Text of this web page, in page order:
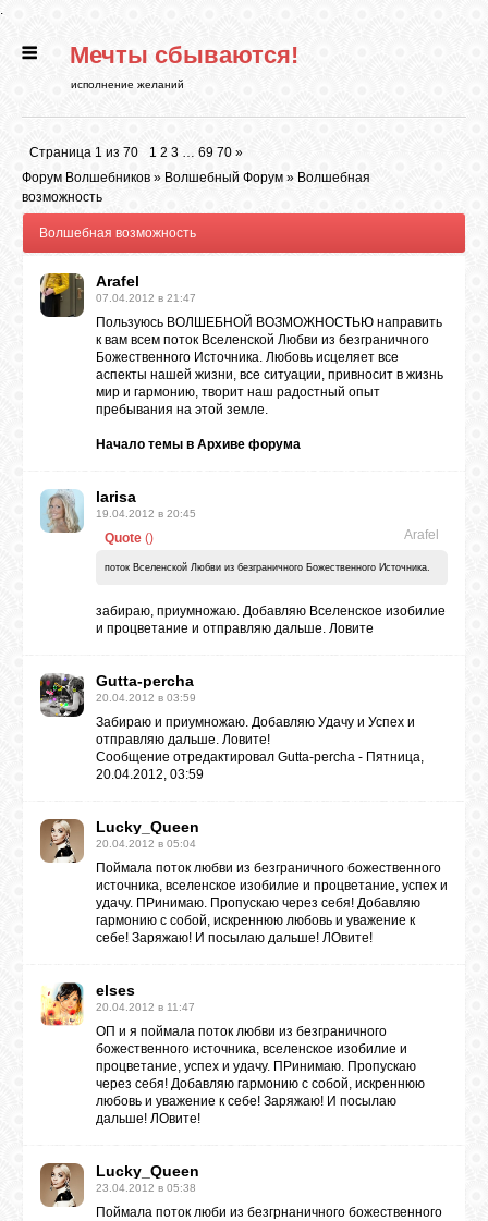
.
ГЛАВНАЯ
РИТУАЛЫ
ФОРУМ
СОННИК
GOOGLE+
Мечты сбываются!
исполнение желаний
Страница 1 из 70 1 2 3 … 69 70 »
Форум Волшебников » Волшебный Форум » Волшебная
возможность
Волшебная возможность
Arafel
07.04.2012 в 21:47
Пользуюсь ВОЛШЕБНОЙ ВОЗМОЖНОСТЬЮ направить
к вам всем поток Вселенской Любви из безграничного
Божественного Источника. Любовь исцеляет все
аспекты нашей жизни, все ситуации, привносит в жизнь
мир и гармонию, творит наш радостный опыт
пребывания на этой земле.
Начало темы в Архиве форума
larisa
19.04.2012 в 20:45
Quote ( Arafel
)
поток Вселенской Любви из безграничного Божественного Источника.
забираю, приумножаю. Добавляю Вселенское изобилие
и процветание и отправляю дальше. Ловите
Gutta-percha
20.04.2012 в 03:59
Забираю и приумножаю. Добавляю Удачу и Успех и
отправляю дальше. Ловите!
Сообщение отредактировал Gutta-percha - Пятница,
20.04.2012, 03:59
Lucky_Queen
20.04.2012 в 05:04
Поймала поток любви из безграничного божественного
источника, вселенское изобилие и процветание, успех и
удачу. ПРинимаю. Пропускаю через себя! Добавляю
гармонию с собой, искреннюю любовь и уважение к
себе! Заряжаю! И посылаю дальше! ЛОвите!
elses
20.04.2012 в 11:47
ОП и я поймала поток любви из безграничного
божественного источника, вселенское изобилие и
процветание, успех и удачу. ПРинимаю. Пропускаю
через себя! Добавляю гармонию с собой, искреннюю
любовь и уважение к себе! Заряжаю! И посылаю
дальше! ЛОвите!
Lucky_Queen
23.04.2012 в 05:38
Поймала поток люби из безгрнаничного божественного